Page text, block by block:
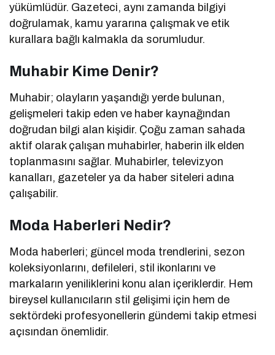
yükümlüdür. Gazeteci, aynı zamanda bilgiyi
doğrulamak, kamu yararına çalışmak ve etik
kurallara bağlı kalmakla da sorumludur.
Muhabir Kime Denir?
Muhabir; olayların yaşandığı yerde bulunan,
gelişmeleri takip eden ve haber kaynağından
doğrudan bilgi alan kişidir. Çoğu zaman sahada
aktif olarak çalışan muhabirler, haberin ilk elden
toplanmasını sağlar. Muhabirler, televizyon
kanalları, gazeteler ya da haber siteleri adına
çalışabilir.
Moda Haberleri Nedir?
Moda haberleri; güncel moda trendlerini, sezon
koleksiyonlarını, defileleri, stil ikonlarını ve
markaların yeniliklerini konu alan içeriklerdir. Hem
bireysel kullanıcıların stil gelişimi için hem de
sektördeki profesyonellerin gündemi takip etmesi
açısından önemlidir.